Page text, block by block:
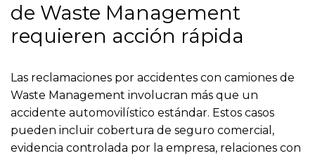
de Waste Management
requieren acción rápida
Las reclamaciones por accidentes con camiones de
Waste Management involucran más que un
accidente automovilístico estándar. Estos casos
pueden incluir cobertura de seguro comercial,
evidencia controlada por la empresa, relaciones con